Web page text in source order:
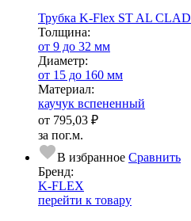
Трубка K-Flex ST AL CLAD
Тол­щи­на:
от 9 до 32 мм
Диаметр:
от 15 до 160 мм
Ма­­те­­ри­­ал:
каучук вспененный
от 795,03 ₽
за пог.м.
В избранное Сравнить
Бренд:
K-FLEX
перейти к товару